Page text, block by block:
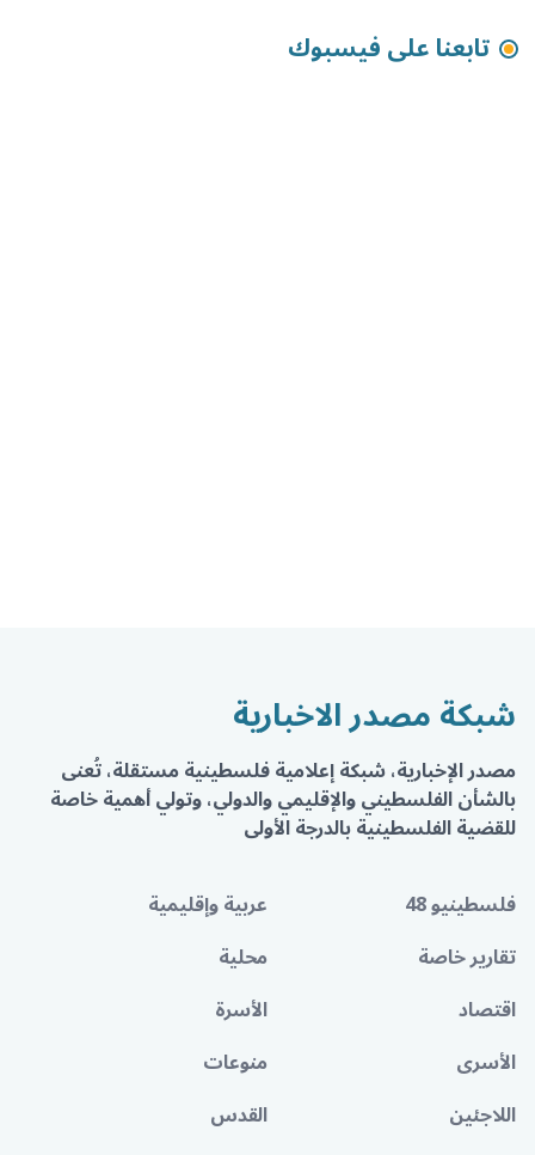
تابعنا على فيسبوك
شبكة مصدر الاخبارية
مصدر الإخبارية، شبكة إعلامية فلسطينية مستقلة، تُعنى
بالشأن الفلسطيني والإقليمي والدولي، وتولي أهمية خاصة
للقضية الفلسطينية بالدرجة الأولى
فلسطينيو 48
عربية وإقليمية
تقارير خاصة
محلية
اقتصاد
الأسرة
الأسرى
منوعات
اللاجئين
القدس